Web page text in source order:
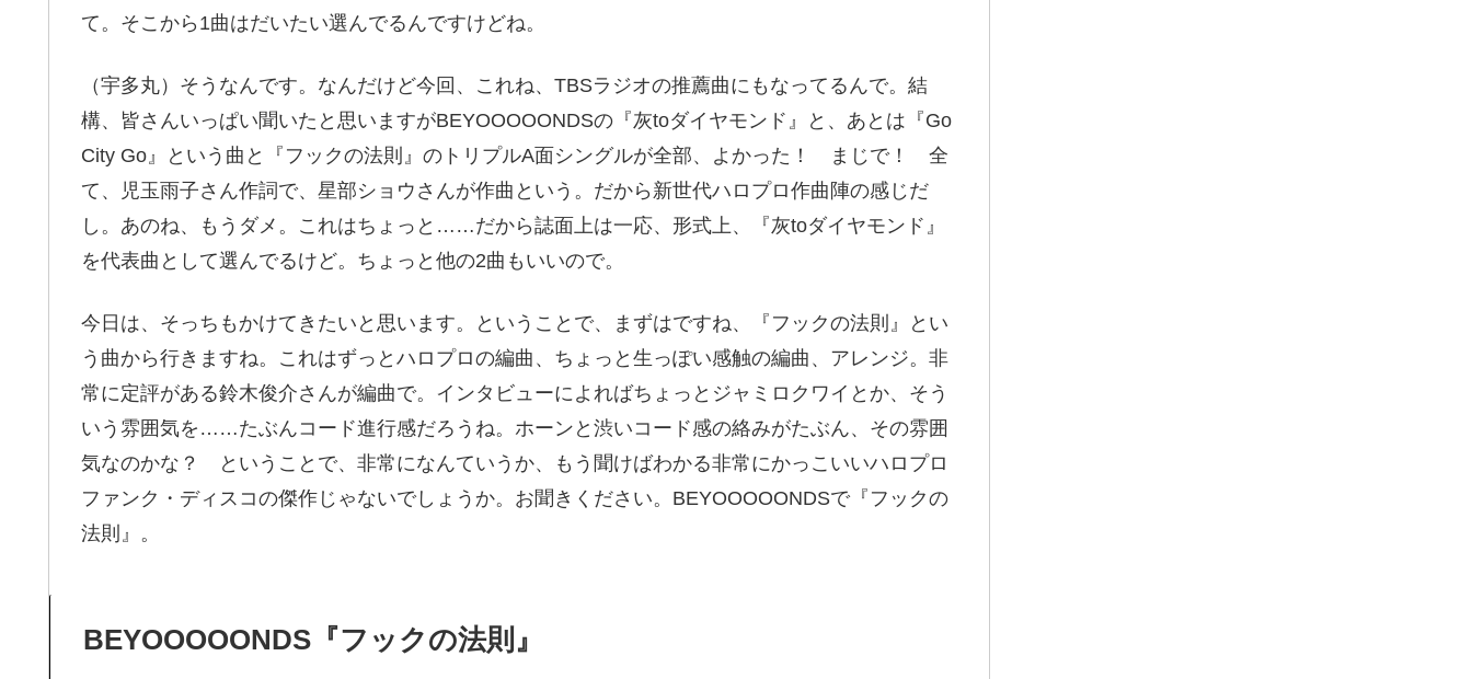
て。そこから1曲はだいたい選んでるんですけどね。
（宇多丸）そうなんです。なんだけど今回、これね、TBSラジオの推薦曲にもなってるんで。結
構、皆さんいっぱい聞いたと思いますがBEYOOOOONDSの『灰toダイヤモンド』と、あとは『Go
City Go』という曲と『フックの法則』のトリプルA面シングルが全部、よかった！ まじで！ 全
て、児玉雨子さん作詞で、星部ショウさんが作曲という。だから新世代ハロプロ作曲陣の感じだ
し。あのね、もうダメ。これはちょっと……だから誌面上は一応、形式上、『灰toダイヤモンド』
を代表曲として選んでるけど。ちょっと他の2曲もいいので。
今日は、そっちもかけてきたいと思います。ということで、まずはですね、『フックの法則』とい
う曲から行きますね。これはずっとハロプロの編曲、ちょっと生っぽい感触の編曲、アレンジ。非
常に定評がある鈴木俊介さんが編曲で。インタビューによればちょっとジャミロクワイとか、そう
いう雰囲気を……たぶんコード進行感だろうね。ホーンと渋いコード感の絡みがたぶん、その雰囲
気なのかな？ ということで、非常になんていうか、もう聞けばわかる非常にかっこいいハロプロ
ファンク・ディスコの傑作じゃないでしょうか。お聞きください。BEYOOOOONDSで『フックの
法則』。
BEYOOOOONDS『フックの法則』